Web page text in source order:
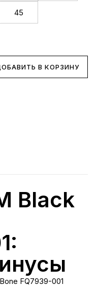
45
В КОРЗИНУ
Black
FQ7939-001